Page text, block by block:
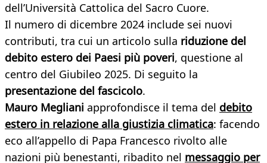
dell’Università Cattolica del Sacro Cuore.
Il numero di dicembre 2024 include sei nuovi
contributi, tra cui un articolo sulla riduzione del
debito estero dei Paesi più poveri, questione al
centro del Giubileo 2025. Di seguito la
presentazione del fascicolo.
Mauro Megliani approfondisce il tema del debito
estero in relazione alla giustizia climatica: facendo
eco all’appello di Papa Francesco rivolto alle
nazioni più benestanti, ribadito nel messaggio per